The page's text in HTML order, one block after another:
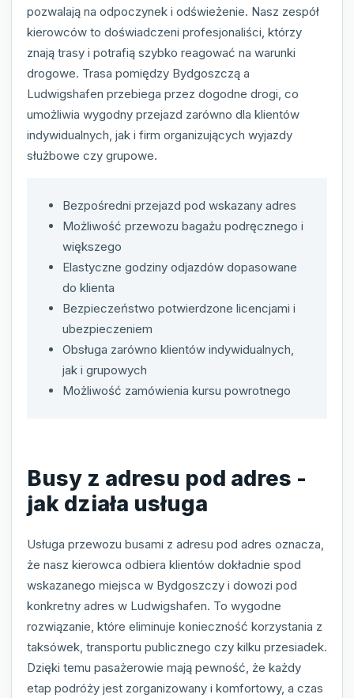
pozwalają na odpoczynek i odświeżenie. Nasz zespół
kierowców to doświadczeni profesjonaliści, którzy
znają trasy i potrafią szybko reagować na warunki
drogowe. Trasa pomiędzy Bydgoszczą a
Ludwigshafen przebiega przez dogodne drogi, co
umożliwia wygodny przejazd zarówno dla klientów
indywidualnych, jak i firm organizujących wyjazdy
służbowe czy grupowe.
Bezpośredni przejazd pod wskazany adres
Możliwość przewozu bagażu podręcznego i
większego
Elastyczne godziny odjazdów dopasowane
do klienta
Bezpieczeństwo potwierdzone licencjami i
ubezpieczeniem
Obsługa zarówno klientów indywidualnych,
jak i grupowych
Możliwość zamówienia kursu powrotnego
Busy z adresu pod adres -
jak działa usługa
Usługa przewozu busami z adresu pod adres oznacza,
że nasz kierowca odbiera klientów dokładnie spod
wskazanego miejsca w Bydgoszczy i dowozi pod
konkretny adres w Ludwigshafen. To wygodne
rozwiązanie, które eliminuje konieczność korzystania z
taksówek, transportu publicznego czy kilku przesiadek.
Dzięki temu pasażerowie mają pewność, że każdy
etap podróży jest zorganizowany i komfortowy, a czas